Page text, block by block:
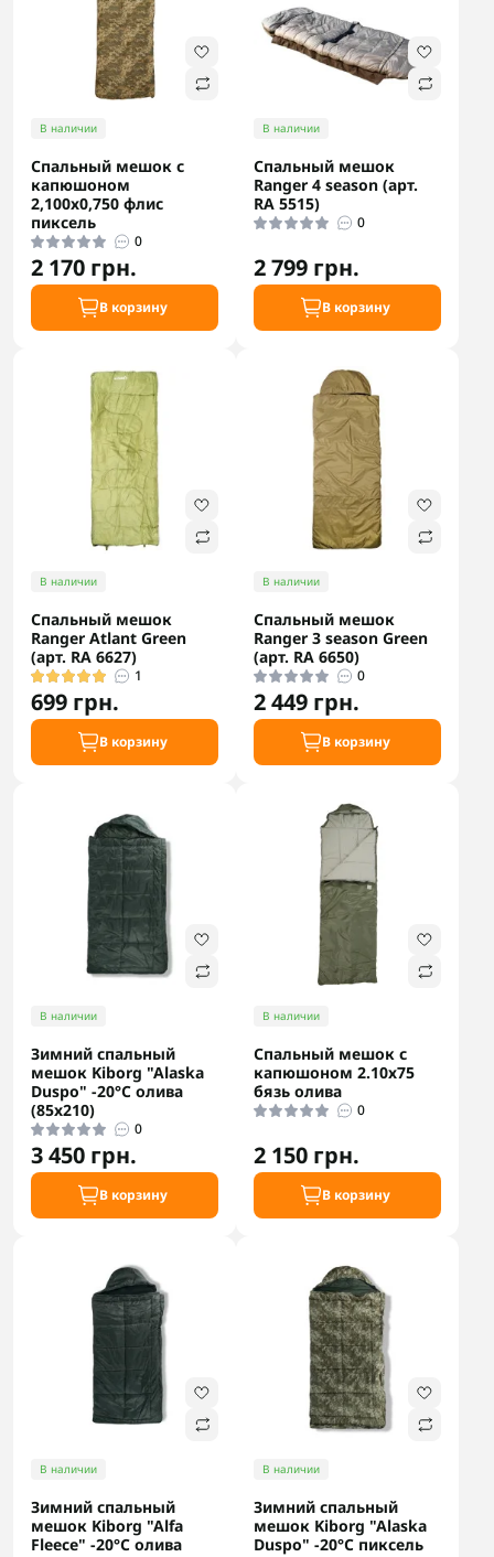
В наличии
Спальный мешок с
капюшоном
2,100х0,750 флис
пиксель
0
2 170 грн.
В корзину
В наличии
Спальный мешок
Ranger 4 season (арт.
RA 5515)
0
2 799 грн.
В корзину
В наличии
Спальный мешок
Ranger Atlant Green
(арт. RA 6627)
1
699 грн.
В корзину
В наличии
Спальный мешок
Ranger 3 season Green
(арт. RA 6650)
0
2 449 грн.
В корзину
В наличии
Зимний спальный
мешок Kiborg "Alaska
Duspo" -20°C олива
(85x210)
0
3 450 грн.
В корзину
В наличии
Спальный мешок с
капюшоном 2.10х75
бязь олива
0
2 150 грн.
В корзину
В наличии
Зимний спальный
мешок Kiborg "Alfa
Fleece" -20°C олива
В наличии
Зимний спальный
мешок Kiborg "Alaska
Duspo" -20°C пиксель